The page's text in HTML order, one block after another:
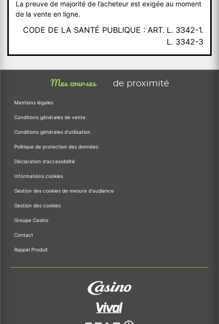
La preuve de majorité de l’acheteur est exigée au moment
de la vente en ligne.
CODE DE LA SANTÉ PUBLIQUE : ART. L. 3342-1.
L. 3342-3
Mes courses de proximité
Mentions légales
Conditions générales de vente
Conditions générales d'utilisation
Politique de protection des données
Déclaration d'accessibilité
Informations cookies
Gestion des cookies de mesure d'audience
Gestion des cookies
Groupe Casino
Contact
Rappel Produit